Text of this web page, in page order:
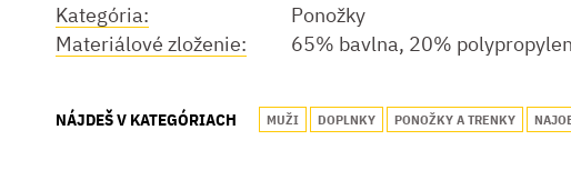
Kategória:
Ponožky
Materiálové zloženie:
65% bavlna, 20%
NÁJDEŠ V KATEGÓRIACH MUŽI DOPLNKY PONOŽKY A TRENKY